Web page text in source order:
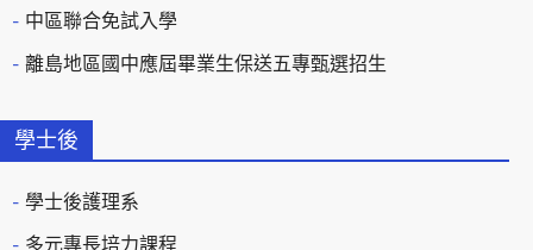
中區聯合免試入學
離島地區國中應屆畢業生保送五專甄選招生
學士後
學士後護理系
多元專長培力課程